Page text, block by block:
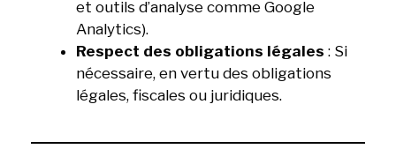
et outils d’analyse comme Google
Analytics).
Respect des obligations légales : Si
nécessaire, en vertu des obligations
légales, fiscales ou juridiques.